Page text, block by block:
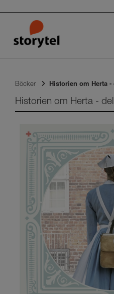
Böcker
Historien om Herta -
Historien om Herta -